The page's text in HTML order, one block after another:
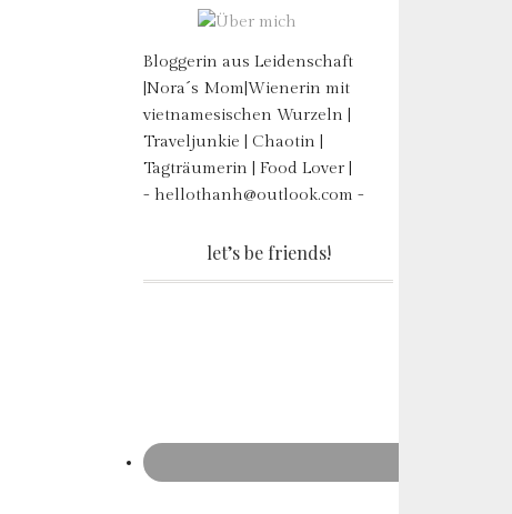
Bloggerin aus Leidenschaft
|Nora´s Mom|Wienerin mit
vietnamesischen Wurzeln |
Traveljunkie | Chaotin |
Tagträumerin | Food Lover |
- hellothanh@outlook.com -
let’s be friends!